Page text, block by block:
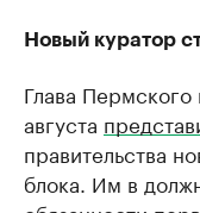
Новый куратор
Глава
августа
правительства
блока. Им в